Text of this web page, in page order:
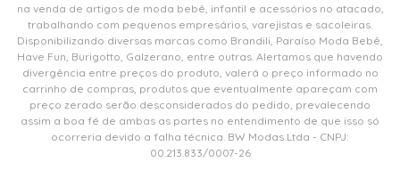
na venda de artigos de moda bebê, infantil e acessórios no atacado,
trabalhando com pequenos empresários, varejistas e sacoleiras.
Disponibilizando diversas marcas como Brandili, Paraíso Moda Bebê,
Have Fun, Burigotto, Galzerano, entre outras. Alertamos que havendo
divergência entre preços do produto, valerá o preço informado no
carrinho de compras, produtos que eventualmente apareçam com
preço zerado serão desconsiderados do pedido, prevalecendo
assim a boa fé de ambas as partes no entendimento de que isso só
ocorreria devido a falha técnica. BW Modas Ltda - CNPJ:
00.213.833/0007-26